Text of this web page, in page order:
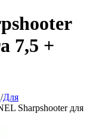
7,5 +
/Для
Sharpshooter для